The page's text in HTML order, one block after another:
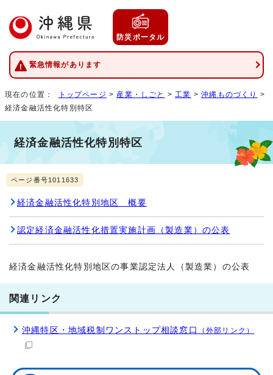
防災ポータル
緊急情報があります
現在の位置： トップページ > 産業・しごと > 工業 >沖縄ものづくり
>
経済金融活性化特別特区
経済金融活性化特別特区
ページ番号1011633
経済金融活性化特別地区 概要
認定経済金融活性化措置実施計画（製造業）の公表
経済金融活性化特別地区の事業認定法人（製造業）の公表
関連リンク
沖縄特区・地域税制ワンストップ相談窓口 （外部リンク）